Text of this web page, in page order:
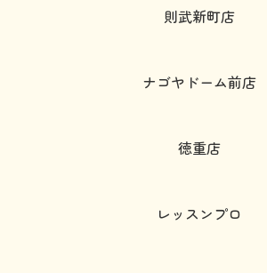
則武新町店
ナゴヤドーム前店
徳重店
レッスンプロ